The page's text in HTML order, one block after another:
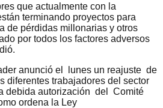
que actualmente con la
terminando proyectos para
de pérdidas millonarias y otros
por todos los factores adversos
anunció el lunes un reajuste de
diferentes trabajadores del sector
debida autorización del Comité
ordena la Ley